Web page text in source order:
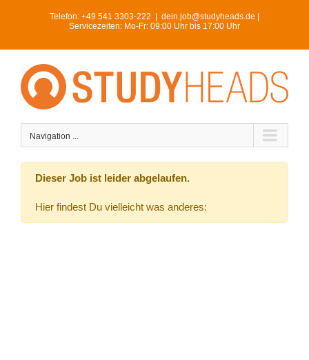
Telefon: +49 541 3303-222
dein.job@studyheads.de |
Servicezeiten: Mo-Fr: 09:00 Uhr bis 17:00 Uhr
Navigation ...
Dieser Job ist leider abgelaufen.
Hier findest Du vielleicht was anderes: